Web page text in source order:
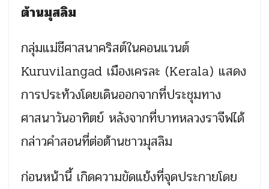
ต้านมุสลิม
กลุ่มแม่ชีศาสนาคริสต์ในคอนแวนต์
Kuruvilangad เมืองเครละ (Kerala) แสดง
การประท้วงโดยเดินออกจากที่ประชุมทาง
ศาสนาวันอาทิตย์ หลังจากที่บาทหลวงราจีฟได้
กล่าวคำสอนที่ต่อต้านชาวมุสลิม
ก่อนหน้านี้ เกิดความขัดแย้งที่จุดประกายโดย